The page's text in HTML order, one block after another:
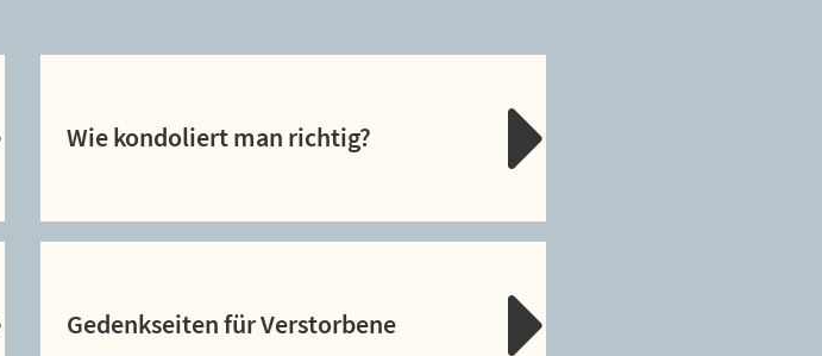
Wie kondoliert man richtig?
Gedenkseiten für Verstorbene